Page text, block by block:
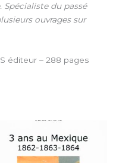
Spécialiste du passé
ouvrages sur
éditeur – 288 pages